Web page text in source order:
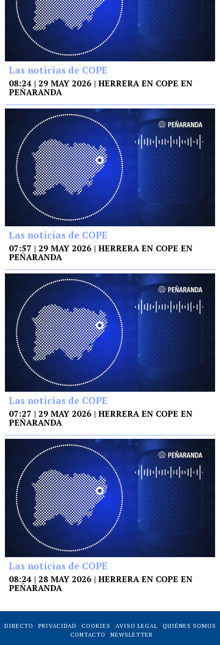
Las noticias de COPE
08:24 | 29 MAY 2026 | HERRERA EN COPE EN
PEÑARANDA
Las noticias de COPE
07:57 | 29 MAY 2026 | HERRERA EN COPE EN
PEÑARANDA
Las noticias de COPE
07:27 | 29 MAY 2026 | HERRERA EN COPE EN
PEÑARANDA
Las noticias de COPE
08:24 | 28 MAY 2026 | HERRERA EN COPE EN
PEÑARANDA
DIRECTO PRIVACIDAD COOKIES AVISO LEGAL
QUIÉNES SOMOS
CONTACTO
NEWSLETTER